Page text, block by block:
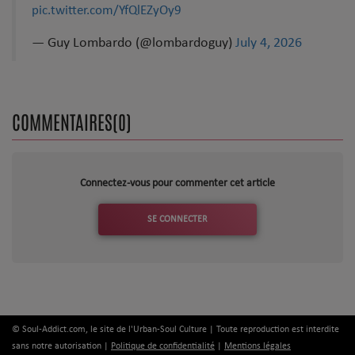
Dossier de Presse
Service Commercial
Se connecter
pic.twitter.com/YfQlEZyOy9
— Guy Lombardo (@lombardoguy) July 4, 2026
COMMENTAIRES(0)
Connectez-vous pour commenter cet article
SE CONNECTER
© Soul-Addict.com, le site de l'Urban-Soul Culture | Toute reproduction est interdite
sans notre autorisation |
Politique de confidentialité Mentions légales